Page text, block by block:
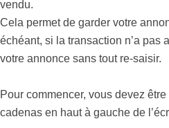
vendu.
Cela permet de garder votre
échéant, si la transaction n’a pas
votre annonce sans tout re-saisir.
Pour commencer, vous devez
cadenas en haut à gauche de